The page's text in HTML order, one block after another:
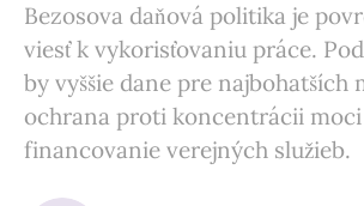
Bezosova daňová politika je
viesť k vykorisťovaniu práce.
by vyššie dane pre najbohatších
ochrana proti koncentrácii moci
financovanie verejných služieb.